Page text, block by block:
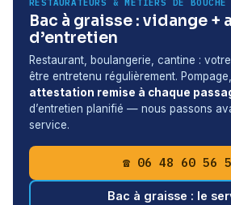
RESTAURATEURS & MÉTIERS DE BOUCHE
Bac à graisse : vidange
d’entretien
Restaurant, boulangerie, cantine :
être entretenu régulièrement.
attestation remise à chaque
d’entretien planifié — nous passons
service.
☎ 06 48 60 56
Bac à graisse : le